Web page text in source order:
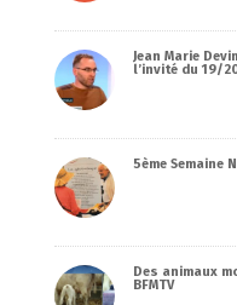
Jean Marie
l’invité du 19/
5ème Semaine
Des animaux
BFMTV